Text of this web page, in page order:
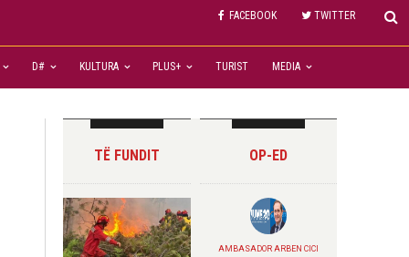
FACEBOOK TWITTER
D# KULTURA PLUS+ TURIST MEDIA
TË FUNDIT OP-ED
AMBASADOR ARBEN CICI